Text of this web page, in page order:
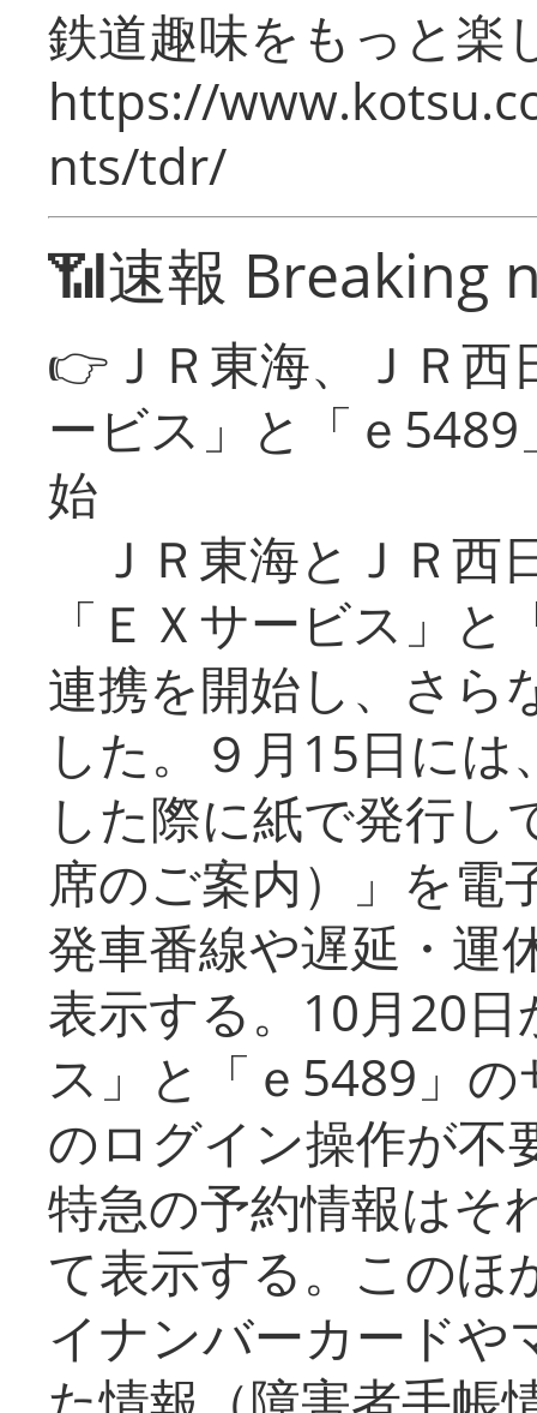
鉄道趣味をもっと楽
https://
nts/tdr/
📶速報 Breaking
👉ＪＲ東海、ＪＲ
ービス」と「ｅ
始
ＪＲ東海とＪＲ西
「ＥＸサービス」
連携を開始し、さら
した。９月15日に
した際に紙で発行し
席のご案内）」を電
発車番線や遅延・運
表示する。10月20
ス」と「ｅ5489」
のログイン操作が不
特急の予約情報はそ
て表示する。このほ
イナンバーカードや